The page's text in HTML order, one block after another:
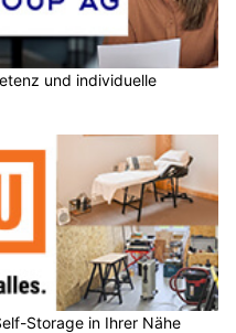
und individuelle
Storage in Ihrer Nähe